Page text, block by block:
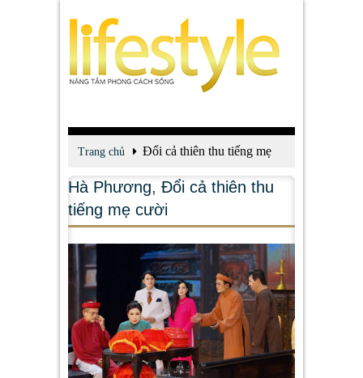
Trang chủ Đổi cả thiên thu tiếng mẹ
cười
Hà Phương, Đổi cả thiên thu
tiếng mẹ cười